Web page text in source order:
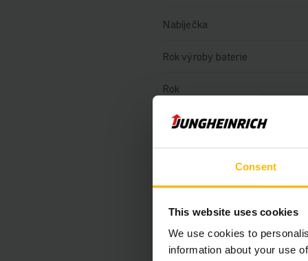
Consent
This website uses cookies
We use cookies to
information about your use
Nabíječka
Rok výroby baterie
Rok
Výška zdvihu
Nosnost
Motohodiny
Výška
Délka vidlí